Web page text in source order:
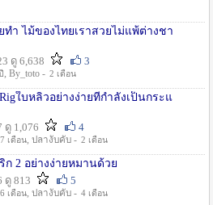
ทำ ไม้ของไทยเราสวยไม่แพ้ต่างชา
ดู 6,638
3
, By_toto - 2 เดือน
ใบหลิวอย่างง่ายที่กำลังเป็นกระแ
ดู 1,076
4
7 เดือน, ปลางับคับ - 2 เดือน
ก 2 อย่างง่ายหมานด้วย
ดู 813
5
6 เดือน, ปลางับคับ - 4 เดือน